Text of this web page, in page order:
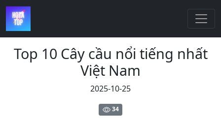
Top 10 Cây cầu nổi tiếng nhất
Việt Nam
2025-10-25
34